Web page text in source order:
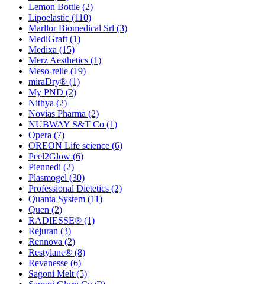
Lemon Bottle (2)
Lipoelastic (110)
Marllor Biomedical Srl (3)
MediGraft (1)
Medixa (15)
Merz Aesthetics (1)
Meso-relle (19)
miraDry® (1)
My PND (2)
Nithya (2)
Novias Pharma (2)
NUBWAY S&T Co (1)
Opera (7)
OREON Life science (6)
Peel2Glow (6)
Piennedi (2)
Plasmogel (30)
Professional Dietetics (2)
Quanta System (11)
Quen (2)
RADIESSE® (1)
Rejuran (3)
Rennova (2)
Restylane® (8)
Revanesse (6)
Sagoni Melt (5)